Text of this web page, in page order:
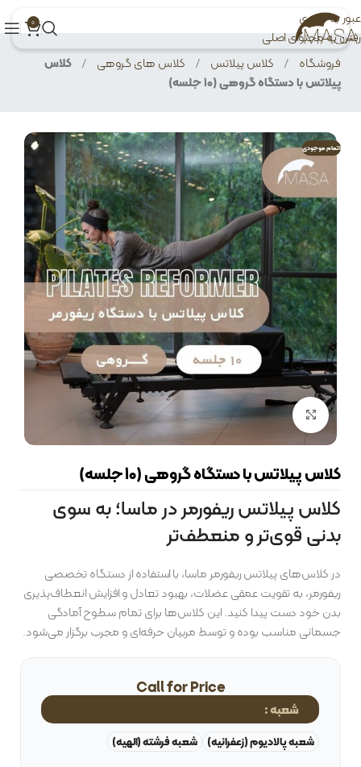
عبور به ناوبری
رفتن به محتوای اصلی
0
فروشگاه / کلاس پیلاتس / کلاس های گروهی / کلاس
پیلاتس با دستگاه گروهی (10 جلسه)
اتمام موجودی
بزرگنمایی تصویر
کلاس پیلاتس با دستگاه گروهی (10 جلسه)
کلاس پیلاتس ریفورمر در ماسا؛ به سوی
بدنی قوی‌تر و منعطف‌تر
در کلاس‌های پیلاتس ریفورمر ماسا، با استفاده از دستگاه تخصصی
ریفورمر، به تقویت عمقی عضلات، بهبود تعادل و افزایش انعطاف‌پذیری
بدن خود دست پیدا کنید. این کلاس‌ها برای تمام سطوح آمادگی
جسمانی مناسب بوده و توسط مربیان حرفه‌ای و مجرب برگزار می‌شود.
Call for Price
شعبه
شعبه پالادیوم (زعفرانیه) شعبه فرشته (الهیه)